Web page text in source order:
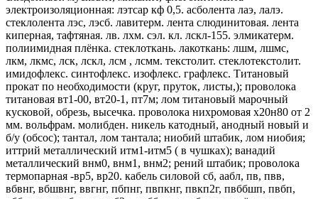
электроизоляционная: лэтсар кф 0,5. асболента лаэ, лалэ.
стеклолента лэс, лэсб. лавитерм. лента слюдинитовая. лента
киперная, тафтяная. лв. лхм. сэл. кл. лскл-155. элмикатерм.
полиимидная плёнка. стеклоткань. лакоткань: лшм, лшмс,
лкм, лкмс, лск, лскл, лсм , лсмм. текстолит. стеклотекстолит.
имидофлекс. синтофлекс. изофлекс. графлекс. Титановый
прокат по необходимости (круг, пруток, листы,); проволока
титановая вт1-00, вт20-1, пт7м; лом титановый марочный
кусковой, обрезь, высечка. проволока нихромовая х20н80 от 2
мм. вольфрам. молибден. никель катодный, анодный новый и
б/у (обсос); тантал, лом тантала; ниобий штабик, лом ниобия;
иттрий металлический итм1-итм5 ( в чушках); ванадий
металлический внм0, внм1, внм2; рений штабик; проволока
термопарная -вр5, вр20. кабель силовой сб, аабл, пв, пвв,
вбвнг, вбшвнг, ввгнг, пбпнг, пвпкнг, пвкп2г, пвббшп, пвбп,